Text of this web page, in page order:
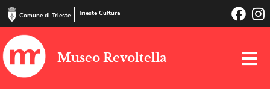
Comune di Trieste Trieste Cultura
Museo Revoltella